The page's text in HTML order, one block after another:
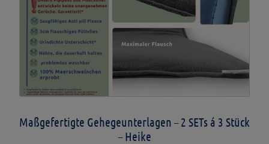
Maßgefertigte Gehegeunterlagen – 2 SETs á 3 Stück
– Heike